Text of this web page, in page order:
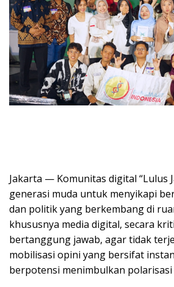
Jakarta — Komunitas digital “Lulus
generasi muda untuk menyikapi
dan politik yang berkembang di
khususnya media digital, secara
bertanggung jawab, agar tidak
mobilisasi opini yang bersifat
berpotensi menimbulkan polarisasi